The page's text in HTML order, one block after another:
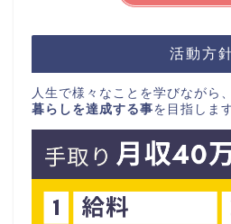
活動方
人生で様々なことを学びながら、
暮らしを達成する事を目指しま